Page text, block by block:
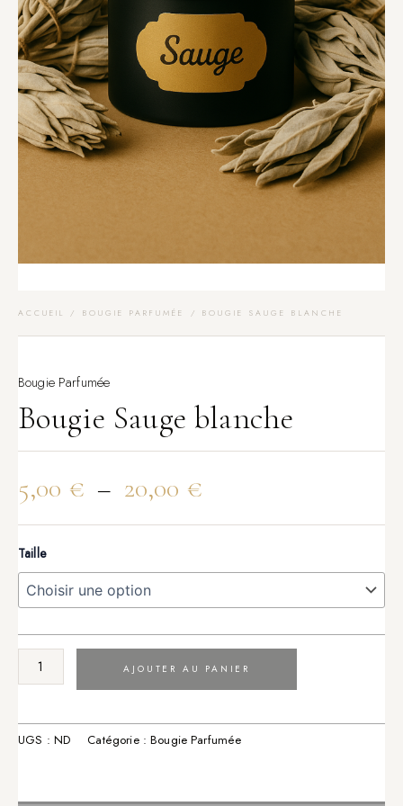
ACCUEIL / BOUGIE PARFUMÉE / BOUGIE SAUGE BLANCHE
Bougie Parfumée
Bougie Sauge blanche
5,00 € – 20,00 €
Taille
AJOUTER AU PANIER
UGS : ND Catégorie :Bougie Parfumée